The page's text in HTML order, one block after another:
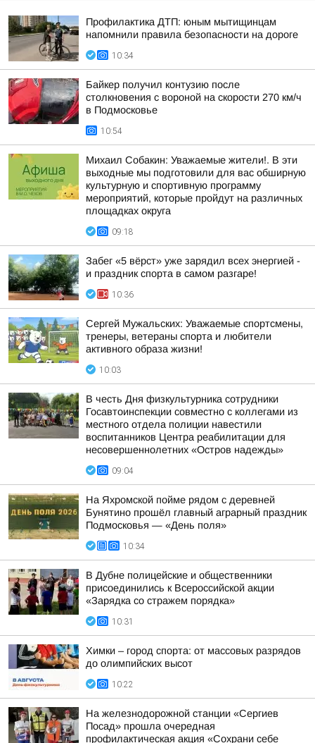
Профилактика ДТП: юным мытищинцам
напомнили правила безопасности на дороге
10:34
Байкер получил контузию после
столкновения с вороной на скорости 270 км/ч
в Подмосковье
10:54
Михаил Собакин: Уважаемые жители!. В эти
выходные мы подготовили для вас обширную
культурную и спортивную программу
мероприятий, которые пройдут на различных
площадках округа
09:18
Забег «5 вёрст» уже зарядил всех энергией -
и праздник спорта в самом разгаре!
10:36
Сергей Мужальских: Уважаемые спортсмены,
тренеры, ветераны спорта и любители
активного образа жизни!
10:03
В честь Дня физкультурника сотрудники
Госавтоинспекции совместно с коллегами из
местного отдела полиции навестили
воспитанников Центра реабилитации для
несовершеннолетних «Остров надежды»
09:04
На Яхромской пойме рядом с деревней
Бунятино прошёл главный аграрный праздник
Подмосковья — «День поля»
10:34
В Дубне полицейские и общественники
присоединились к Всероссийской акции
«Зарядка со стражем порядка»
10:31
Химки – город спорта: от массовых разрядов
до олимпийских высот
10:22
На железнодорожной станции «Сергиев
Посад» прошла очередная
профилактическая акция «Сохрани себе